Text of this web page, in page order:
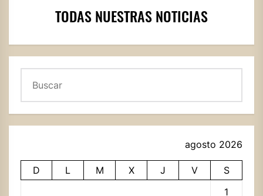
TODAS NUESTRAS NOTICIAS
agosto 2026
D L M X J V
S
1